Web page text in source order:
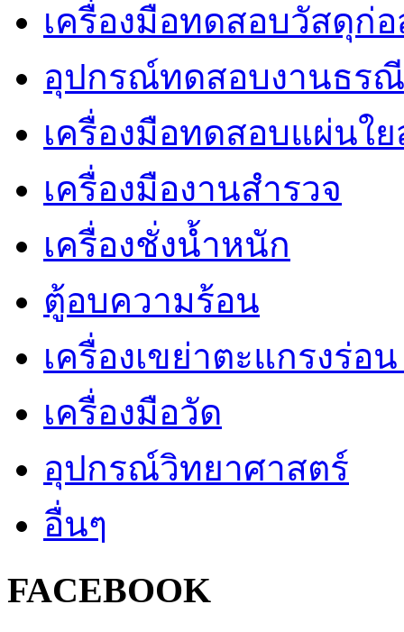
เครื่องมือทดสอบวัสดุก่อ
อุปกรณ์ทดสอบงานธรณี
เครื่องมือทดสอบแผ่นใย
เครื่องมืองานสำรวจ
เครื่องชั่งน้ำหนัก
ตู้อบความร้อน
เครื่องเขย่าตะแกรงร่อ
เครื่องมือวัด
อุปกรณ์วิทยาศาสตร์
อื่นๆ
FACEBOOK